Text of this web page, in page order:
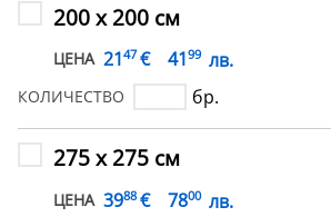
200 х 200 см
ЦЕНА 2147 € 4199 лв.
КОЛИЧЕСТВО бр.
275 х 275 см
ЦЕНА 3988 € 7800 лв.